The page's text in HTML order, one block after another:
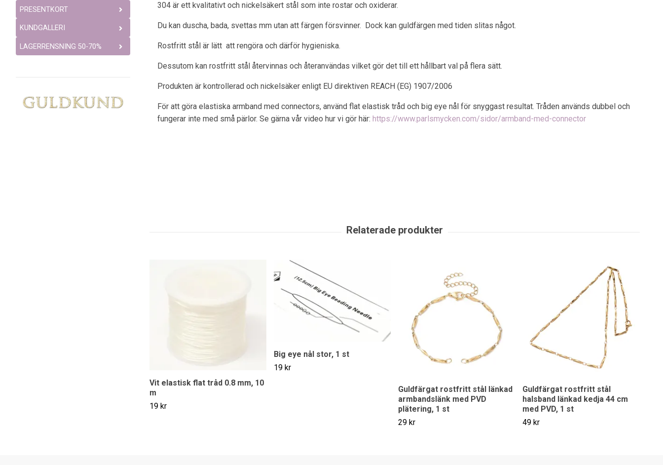
PRESENTKORT
KUNDGALLERI
LAGERRENSNING 50-70%
304 är ett kvalitativt och nickelsäkert stål som inte rostar och oxiderar.
Du kan duscha, bada, svettas mm utan att färgen försvinner. Dock kan guldfärgen med tiden slitas något.
Rostfritt stål är lätt att rengöra och därför hygieniska.
Dessutom kan rostfritt stål återvinnas och återanvändas vilket gör det till ett hållbart val på flera sätt.
Produkten är kontrollerad och nickelsäker enligt EU direktiven REACH (EG) 1907/2006
För att göra elastiska armband med connectors, använd flat elastisk tråd och big eye nål för snyggast resultat. Tråden används dubbel och
fungerar inte med små pärlor. Se gärna vår video hur vi gör här: https://www.parlsmycken.com/sidor/armband-med-connector
Vit elastisk flat tråd 0.8 mm, 10
m
19 kr
Big eye nål stor, 1 st
19 kr
Guldfärgat rostfritt stål länkad
armbandslänk med PVD
plätering, 1 st
29 kr
Guldfärgat rostfritt stål
halsband länkad kedja 44 cm
med PVD, 1 st
49 kr